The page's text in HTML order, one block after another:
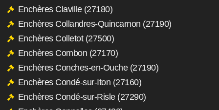
Enchères Claville (27180)
Enchères Collandres-Quincarnon (27190)
Enchères Colletot (27500)
Enchères Combon (27170)
Enchères Conches-en-Ouche (27190)
Enchères Condé-sur-Iton (27160)
Enchères Condé-sur-Risle (27290)